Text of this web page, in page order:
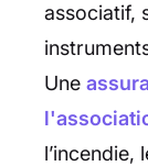
associatif,
Une
l’incendie,